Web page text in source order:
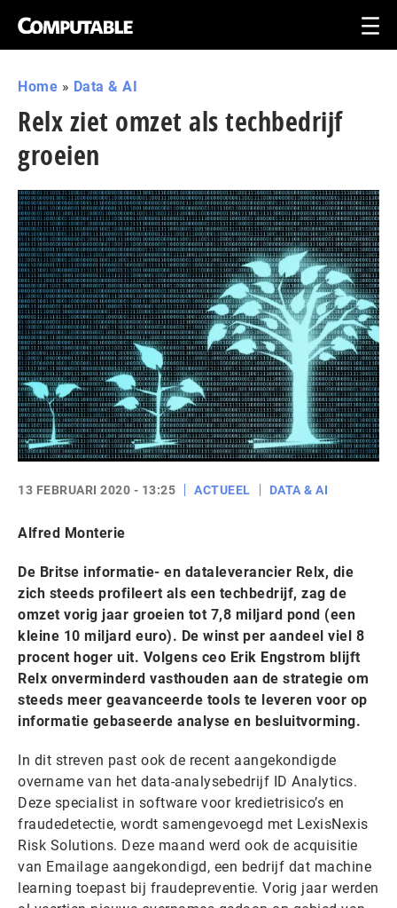
Home » Data & AI
Relx ziet omzet als techbedrijf
groeien
13 FEBRUARI 2020 - 13:25 ACTUEEL DATA & AI
Alfred Monterie
De Britse informatie- en dataleverancier Relx, die
zich steeds profileert als een techbedrijf, zag de
omzet vorig jaar groeien tot 7,8 miljard pond (een
kleine 10 miljard euro). De winst per aandeel viel 8
procent hoger uit. Volgens ceo Erik Engstrom blijft
Relx onverminderd vasthouden aan de strategie om
steeds meer geavanceerde tools te leveren voor op
informatie gebaseerde analyse en besluitvorming.
In dit streven past ook de recent aangekondigde
overname van het data-analysebedrijf ID Analytics.
Deze specialist in software voor kredietrisico’s en
fraudedetectie, wordt samengevoegd met LexisNexis
Risk Solutions. Deze maand werd ook de acquisitie
van Emailage aangekondigd, een bedrijf dat machine
learning toepast bij fraudepreventie. Vorig jaar werden